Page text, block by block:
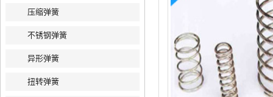
压缩弹簧
不锈钢弹簧
异形弹簧
扭转弹簧